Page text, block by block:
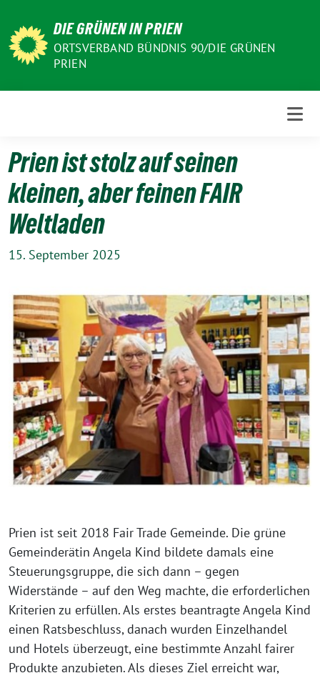
zum
Inhalt
DIE GRÜNEN IN PRIEN
ORTSVERBAND BÜNDNIS 90/DIE GRÜNEN
PRIEN
Prien ist stolz auf seinen
kleinen, aber feinen FAIR
Weltladen
15. September 2025
Prien ist seit 2018 Fair Trade Gemeinde. Die grüne
Gemeinderätin Angela Kind bildete damals eine
Steuerungsgruppe, die sich dann – gegen
Widerstände – auf den Weg machte, die erforderlichen
Kriterien zu erfüllen. Als erstes beantragte Angela Kind
einen Ratsbeschluss, danach wurden Einzelhandel
und Hotels überzeugt, eine bestimmte Anzahl fairer
Produkte anzubieten. Als dieses Ziel erreicht war,